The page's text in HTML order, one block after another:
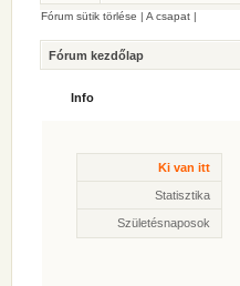
Fórum sütik törlése | A csapat |
Fórum kezdőlap
Info
Ki van itt
Statisztika
Születésnaposok